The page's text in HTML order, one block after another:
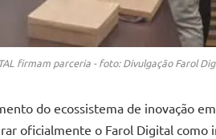
firmam parceria - foto: Divulgação Farol
do ecossistema de inovação
oficialmente o Farol Digital como